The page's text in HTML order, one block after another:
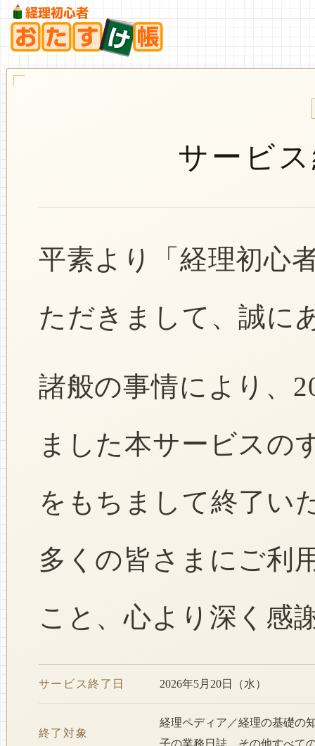
サービ
平素より「経理初心
ただきまして、誠に
諸般の事情により、
ました本サービスの
をもちまして終了い
多くの皆さまにご利
こと、心より深く感
サービス終了日 2026年5月20日（水）
終了対象
経理ペディア／経理の基礎の
子の業務日誌、その他すべて